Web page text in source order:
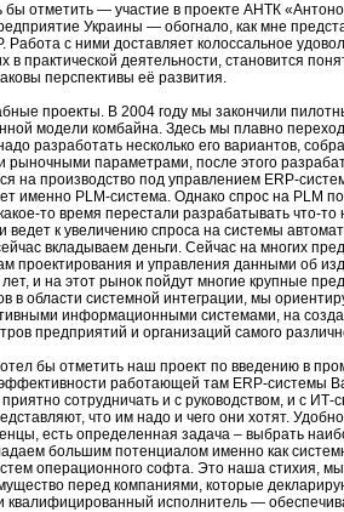
бы отметить — участие в проекте АНТК
Украины — обогнало, как мне
Работа с ними доставляет колоссальное
в практической деятельности, становится
перспективы её развития.
проекты. В 2004 году мы закончили
модели комбайна. Здесь мы плавно
разработать несколько его вариантов,
параметрами, после этого
на производство под управлением ERP-
именно PLM-система. Однако спрос на PLM
то время перестали разрабатывать что-то
ведет к увеличению спроса на системы
вкладываем деньги. Сейчас на многих
проектирования и управления данными об
и на этот рынок пойдут многие крупные
в области системной интеграции, мы
информационными системами, на
предприятий и организаций самого
бы отметить наш проект по введению в
работающей там ERP-системы
сотрудничать и с руководством, и с ИТ-
что им надо и чего они хотят.
есть определенная задача – выбрать
большим потенциалом именно как
операционного софта. Это наша стихия,
перед компаниями, которые
квалифицированный исполнитель —